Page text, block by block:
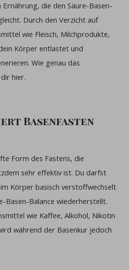
die den Säure-Basen-
Durch den Verzicht auf
wie Fleisch, Milchprodukte,
Körper entlastet und
Wie genau das
hier.
Basenfasten
Form des Fastens, die
sehr effektiv ist. Du darfst
Körper basisch verstoffwechselt
Basen-Balance wiederherstellt.
wie Kaffee, Alkohol, Nikotin
während der Basenkur jedoch